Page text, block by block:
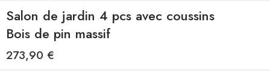
Salon de jardin 4 pcs avec coussins
Bois de pin massif
273,90 €